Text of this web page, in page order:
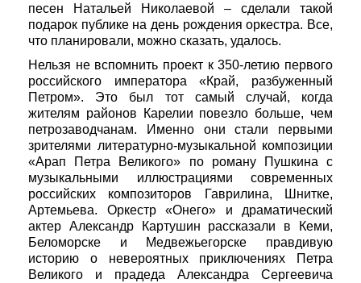
песен Натальей Николаевой – сделали такой
подарок публике на день рождения оркестра. Все,
что планировали, можно сказать, удалось.
Нельзя не вспомнить проект к 350-летию первого
российского императора «Край, разбуженный
Петром». Это был тот самый случай, когда
жителям районов Карелии повезло больше, чем
петрозаводчанам. Именно они стали первыми
зрителями литературно-музыкальной композиции
«Арап Петра Великого» по роману Пушкина с
музыкальными иллюстрациями современных
российских композиторов Гаврилина, Шнитке,
Артемьева. Оркестр «Онего» и драматический
актер Александр Картушин рассказали в Кеми,
Беломорске и Медвежьегорске правдивую
историю о невероятных приключениях Петра
Великого и прадеда Александра Сергеевича